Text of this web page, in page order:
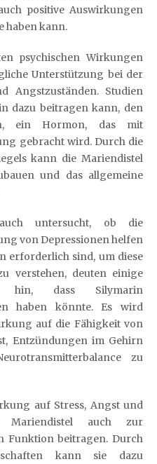
positive Auswirkungen
haben kann.
psychischen Wirkungen
Unterstützung bei der
Angstzuständen. Studien
dazu beitragen kann, den
ein Hormon, das mit
gebracht wird. Durch die
kann die Mariendistel
und das allgemeine
untersucht, ob die
von Depressionen helfen
erforderlich sind, um diese
verstehen, deuten einige
hin, dass Silymarin
haben könnte. Es wird
auf die Fähigkeit von
Entzündungen im Gehirn
zu
auf Stress, Angst und
Mariendistel auch zur
Funktion beitragen. Durch
kann sie dazu